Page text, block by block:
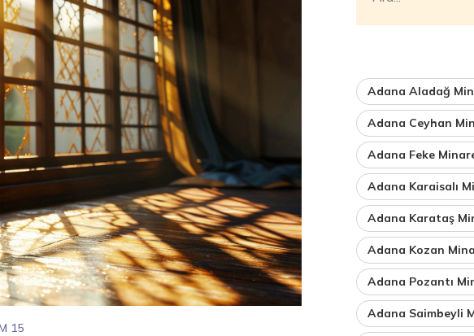
15
Adana Aladağ
Adana Ceyhan
Adana Feke
Adana Karaisalı
Adana Karataş
Adana Kozan
Adana Pozantı
Adana Saimbeyli